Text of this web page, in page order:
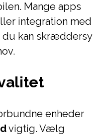
Mange apps
integration med
du kan skræddersy
enheder
vigtig. Vælg